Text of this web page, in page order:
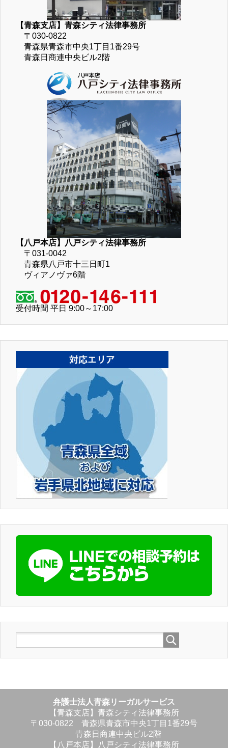
【青森支店】青森シティ法律事務所
〒030-0822
青森県青森市中央1丁目1番29号
青森日商連中央ビル2階
【八戸本店】八戸シティ法律事務所
〒031-0042
青森県八戸市十三日町1
ヴィアノヴァ6階
受付時間 平日 9:00～17:00
弁護士法人青森リーガルサービス
【青森支店】青森シティ法律事務所
〒030-0822 青森県青森市中央1丁目1番29号
青森日商連中央ビル2階
【八戸本店】八戸シティ法律事務所